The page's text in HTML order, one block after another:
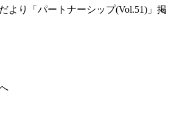
より「パートナーシップ(Vol.51)」掲